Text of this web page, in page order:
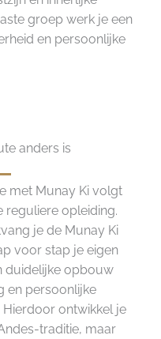
groep werk je een
en persoonlijke
anders is
met Munay Ki volgt
reguliere opleiding.
je de Munay Ki
voor stap je eigen
duidelijke opbouw
en persoonlijke
ontwikkel je
traditie, maar